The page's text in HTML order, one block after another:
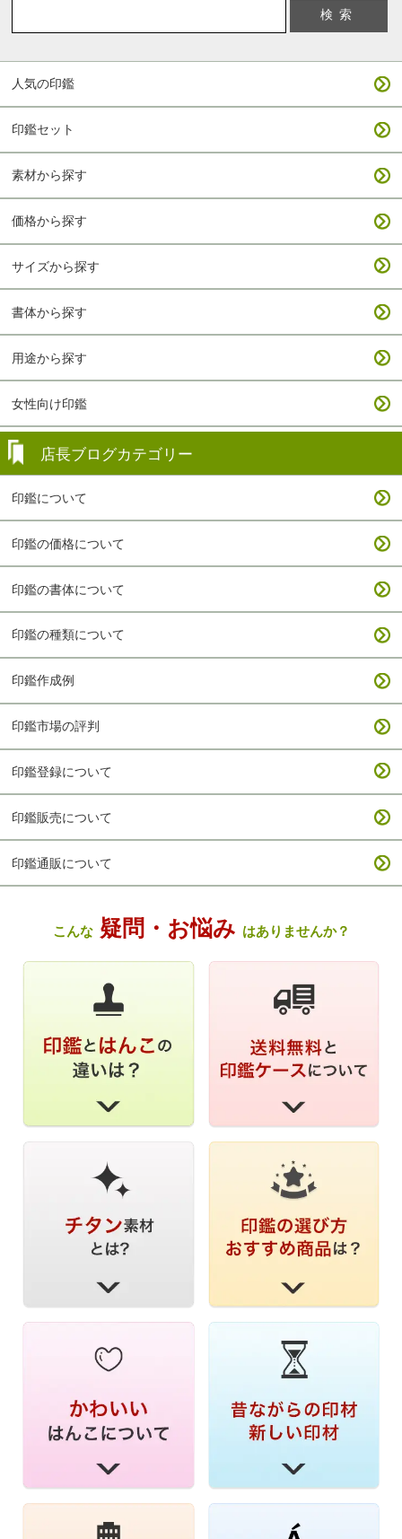
人気の印鑑
印鑑セット
素材から探す
価格から探す
サイズから探す
書体から探す
用途から探す
女性向け印鑑
店長ブログカテゴリー
印鑑について
印鑑の価格について
印鑑の書体について
印鑑の種類について
印鑑作成例
印鑑市場の評判
印鑑登録について
印鑑販売について
印鑑通販について
こんな疑問・お悩み はありませんか？